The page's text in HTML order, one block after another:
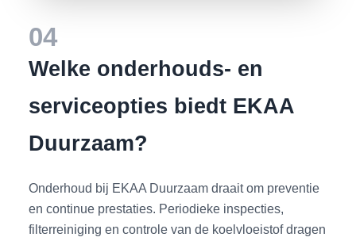
04
Welke onderhouds- en
serviceopties biedt EKAA
Duurzaam?
Onderhoud bij EKAA Duurzaam draait om preventie
en continue prestaties. Periodieke inspecties,
filterreiniging en controle van de koelvloeistof dragen